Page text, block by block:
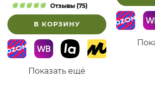
Отзывы (75)
В КОРЗИНУ
Показать ещё